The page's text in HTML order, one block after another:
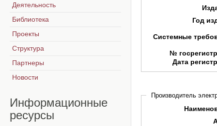
Год
Системные
№
Дата
Производитель
Деятельность
Библиотека
Проекты
Структура
Партнеры
Новости
Информационные
ресурсы